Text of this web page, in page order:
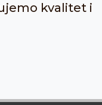
kvalitet i